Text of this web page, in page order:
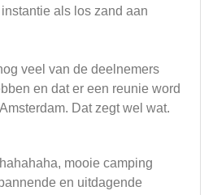
als los zand aan
veel van de deelnemers
en dat er een reunie word
Dat zegt wel wat.
mooie camping
en uitdagende